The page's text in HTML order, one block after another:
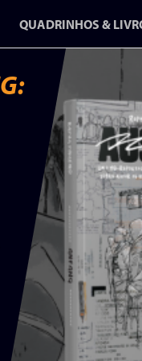
QUADRINHOS &